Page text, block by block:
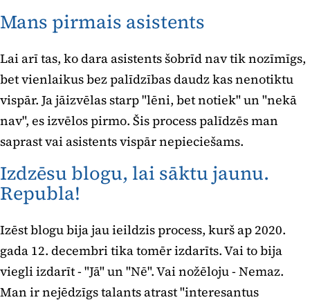
Mans pirmais asistents
Lai arī tas, ko dara asistents šobrīd nav tik nozīmīgs,
bet vienlaikus bez palīdzības daudz kas nenotiktu
vispār. Ja jāizvēlas starp "lēni, bet notiek" un "nekā
nav", es izvēlos pirmo. Šis process palīdzēs man
saprast vai asistents vispār nepieciešams.
Izdzēsu blogu, lai sāktu jaunu.
Republa!
Izēst blogu bija jau ieildzis process, kurš ap 2020.
gada 12. decembri tika tomēr izdarīts. Vai to bija
viegli izdarīt - "Jā" un "Nē". Vai nožēloju - Nemaz.
Man ir nejēdzīgs talants atrast "interesantus